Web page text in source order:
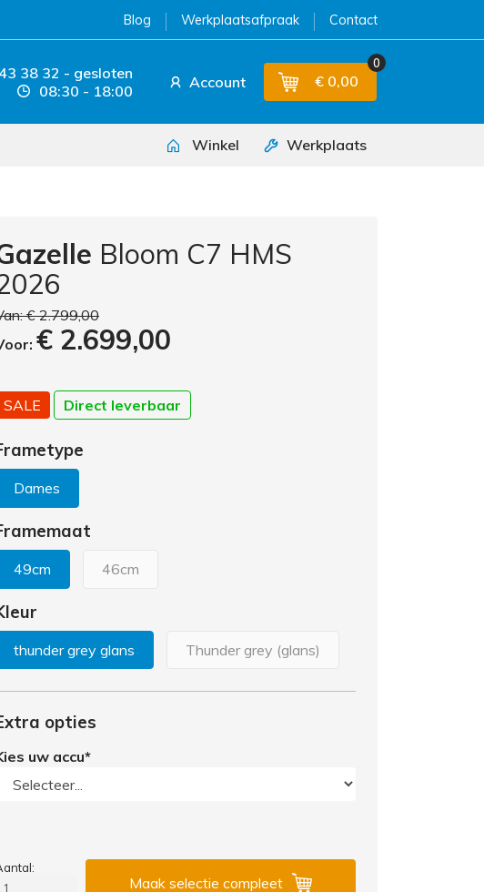
Blog Werkplaatsafpraak Contact
38 32 - gesloten
08:30 - 18:00
Account € 0,00
0
Winkel Werkplaats
Bloom C7 HMS
€ 2.799,00
€ 2.699,00
SALE Direct leverbaar
Dames
49cm 46cm
thunder grey glans Thunder grey (glans)
opties
uw accu*
Maak selectie compleet